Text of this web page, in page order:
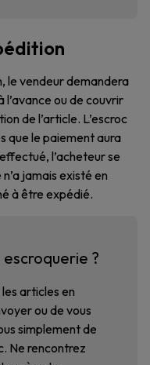
le vendeur demandera
l’avance ou de couvrir
de l’article. L’escroc
que le paiement aura
l’acheteur se
jamais existé en
à être expédié.
?
articles en
ou de vous
simplement de
Ne rencontrez